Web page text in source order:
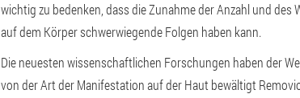
wichtig zu bedenken, dass die Zunahme der Anzahl und
auf dem Körper schwerwiegende Folgen haben kann.
Die neuesten wissenschaftlichen Forschungen haben der
von der Art der Manifestation auf der Haut bewältigt